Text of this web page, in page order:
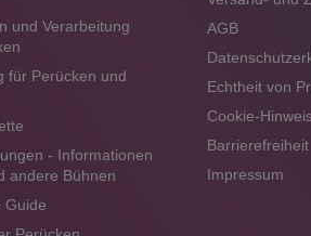
und Verarbeitung
für Perücken und
- Informationen
andere Bühnen
Guide
AGB
Echtheit von
Cookie-
Barrierefreiheit
Impressum